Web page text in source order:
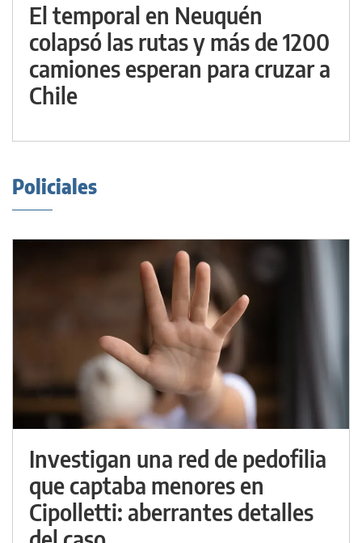
El temporal en Neuquén
colapsó las rutas y más de 1200
camiones esperan para cruzar a
Chile
Policiales
Investigan una red de pedofilia
que captaba menores en
Cipolletti: aberrantes detalles